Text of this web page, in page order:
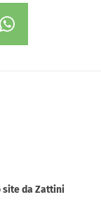
site da Zattini